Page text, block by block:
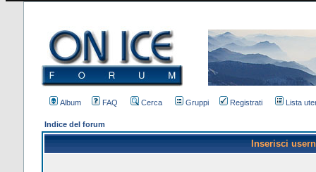
Album FAQ Cerca Gruppi Registrati Lista
Indice del forum
Inserisci